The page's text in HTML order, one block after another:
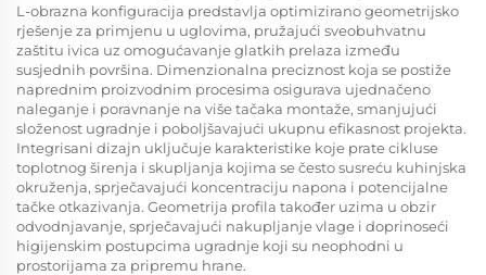
L-obrazna konfiguracija predstavlja optimizirano geometrijsko
rješenje za primjenu u uglovima, pružajući sveobuhvatnu
zaštitu ivica uz omogućavanje glatkih prelaza između
susjednih površina. Dimenzionalna preciznost koja se postiže
naprednim proizvodnim procesima osigurava ujednačeno
naleganje i poravnanje na više tačaka montaže, smanjujući
složenost ugradnje i poboljšavajući ukupnu efikasnost projekta.
Integrisani dizajn uključuje karakteristike koje prate cikluse
toplotnog širenja i skupljanja kojima se često susreću kuhinjska
okruženja, sprječavajući koncentraciju napona i potencijalne
tačke otkazivanja. Geometrija profila također uzima u obzir
odvodnjavanje, sprječavajući nakupljanje vlage i doprinoseći
higijenskim postupcima ugradnje koji su neophodni u
prostorijama za pripremu hrane.